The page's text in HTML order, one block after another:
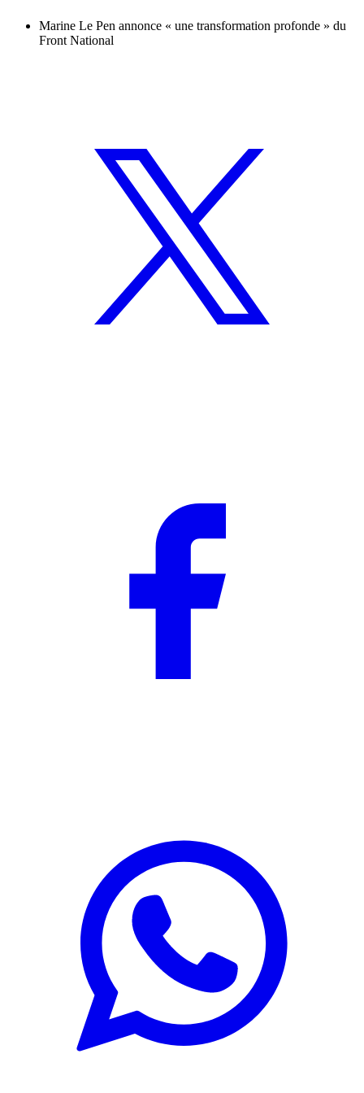
Marine Le Pen annonce « une transformation profonde » du
Front National